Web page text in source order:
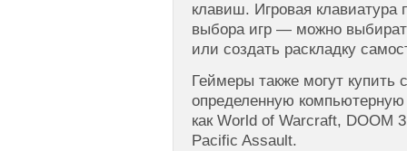
клавиш. Игровая клавиатура
выбора игр — можно
или создать раскладку
Геймеры также могут купить
определенную компьютерную
как World of Warcraft, DOOM
Pacific Assault.